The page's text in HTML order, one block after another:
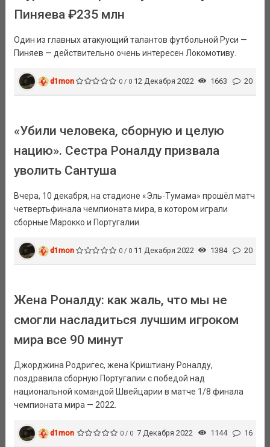
Пиняева ₽235 млн
Один из главных атакующий талантов футбольной Руси —
Пиняев — действительно очень интересен Локомотиву.
d1mon 0 / 0 12 Декабря 2022 1663 20
«Убили человека, сборную и целую
нацию». Сестра Роналду призвала
уволить Сантуша
Вчера, 10 декабря, на стадионе «Эль-Тумама» прошёл матч
четвертьфинала чемпионата мира, в котором играли
сборные Марокко и Португалии.
d1mon 0 / 0 11 Декабря 2022 1384 20
Жена Роналду: как жаль, что мы не
смогли насладиться лучшим игроком
мира все 90 минут
Джорджина Родригес, жена Криштиану Роналду,
поздравила сборную Португалии с победой над
национальной командой Швейцарии в матче 1/8 финала
чемпионата мира — 2022.
d1mon 0 / 0 7 Декабря 2022 1144 16